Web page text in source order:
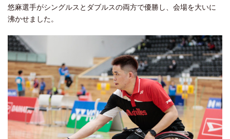
悠麻選手がシングルスとダブルスの両方で優勝し、会場を大いに
沸かせました。